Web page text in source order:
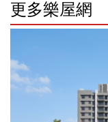
更多樂屋網